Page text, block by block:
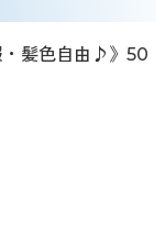
・髪色自由♪》50